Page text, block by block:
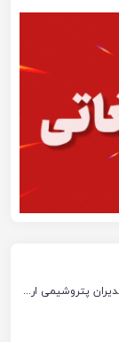
غبارروبی مزار شهدا در ماهشهر با حضور مدیران پتروشیمی اروند و مسئولان شهری